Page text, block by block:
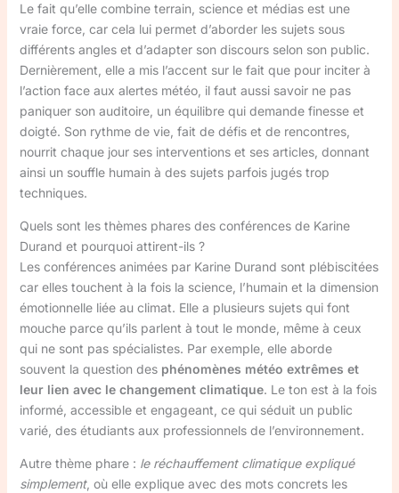
Le fait qu’elle combine terrain, science et médias est une
vraie force, car cela lui permet d’aborder les sujets sous
différents angles et d’adapter son discours selon son public.
Dernièrement, elle a mis l’accent sur le fait que pour inciter à
l’action face aux alertes météo, il faut aussi savoir ne pas
paniquer son auditoire, un équilibre qui demande finesse et
doigté. Son rythme de vie, fait de défis et de rencontres,
nourrit chaque jour ses interventions et ses articles, donnant
ainsi un souffle humain à des sujets parfois jugés trop
techniques.
Quels sont les thèmes phares des conférences de Karine
Durand et pourquoi attirent-ils ?
Les conférences animées par Karine Durand sont plébiscitées
car elles touchent à la fois la science, l’humain et la dimension
émotionnelle liée au climat. Elle a plusieurs sujets qui font
mouche parce qu’ils parlent à tout le monde, même à ceux
qui ne sont pas spécialistes. Par exemple, elle aborde
souvent la question des phénomènes météo extrêmes et
leur lien avec le changement climatique. Le ton est à la fois
informé, accessible et engageant, ce qui séduit un public
varié, des étudiants aux professionnels de l’environnement.
Autre thème phare : le réchauffement climatique expliqué
simplement, où elle explique avec des mots concrets les